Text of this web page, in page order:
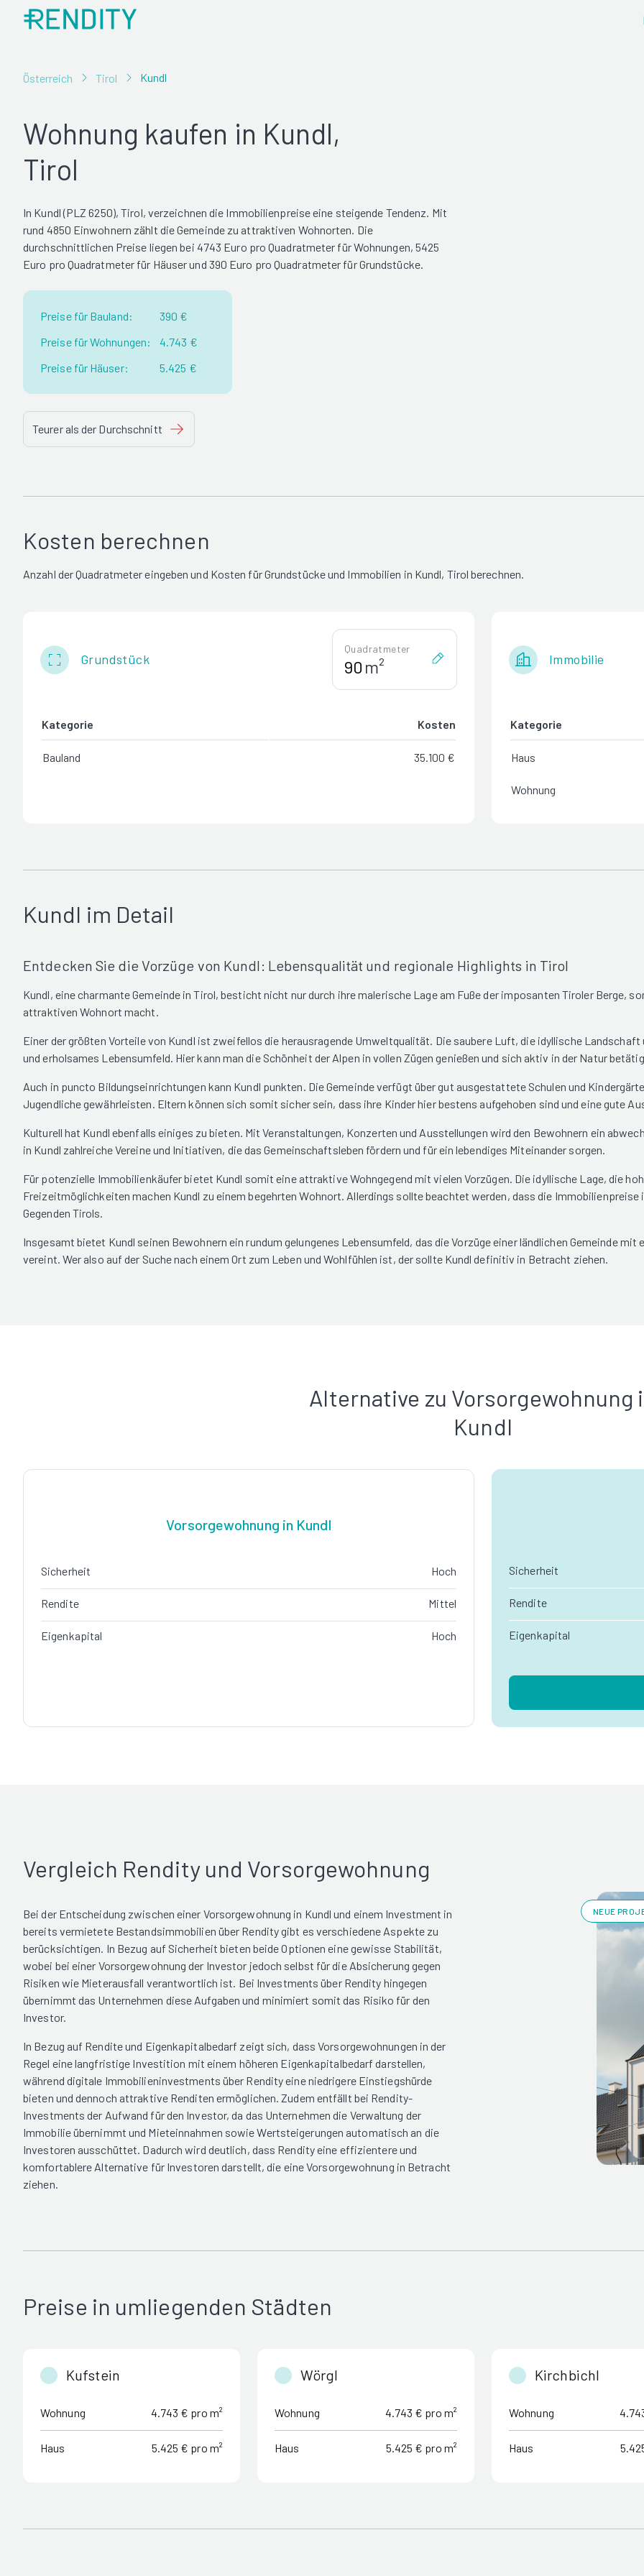
Österreich Tirol Kundl
Wohnung kaufen in Kundl,
Tirol
In Kundl (PLZ 6250), Tirol, verzeichnen die Immobilienpreise eine steigende Tendenz. Mit
rund 4850 Einwohnern zählt die Gemeinde zu attraktiven Wohnorten. Die
durchschnittlichen Preise liegen bei 4743 Euro pro Quadratmeter für Wohnungen, 5425
Euro pro Quadratmeter für Häuser und 390 Euro pro Quadratmeter für Grundstücke.
Preise für Bauland:
390 €
Preise für Wohnungen:
4.743 €
Preise für Häuser:
5.425 €
Teurer als der Durchschnitt
Kosten berechnen
Anzahl der Quadratmeter eingeben und Kosten für Grundstücke und Immobilien in Kundl, Tirol berechnen.
Grundstück
Quadratmeter
m²
Kategorie Kosten
Bauland 35.100 €
Immobilie
Kategorie
Haus
Wohnung
Kundl im Detail
Entdecken Sie die Vorzüge von Kundl: Lebensqualität und regionale Highlights in Tirol
Kundl, eine charmante Gemeinde in Tirol, besticht nicht nur durch ihre malerische Lage am Fuße der imposanten Tiroler Berge,
attraktiven Wohnort macht.
Einer der größten Vorteile von Kundl ist zweifellos die herausragende Umweltqualität. Die saubere Luft, die idyllische Landschaft
und erholsames Lebensumfeld. Hier kann man die Schönheit der Alpen in vollen Zügen genießen und sich aktiv in der Natur
Auch in puncto Bildungseinrichtungen kann Kundl punkten. Die Gemeinde verfügt über gut ausgestattete Schulen und
Jugendliche gewährleisten. Eltern können sich somit sicher sein, dass ihre Kinder hier bestens aufgehoben sind und eine gute
Kulturell hat Kundl ebenfalls einiges zu bieten. Mit Veranstaltungen, Konzerten und Ausstellungen wird den Bewohnern ein
in Kundl zahlreiche Vereine und Initiativen, die das Gemeinschaftsleben fördern und für ein lebendiges Miteinander sorgen.
Für potenzielle Immobilienkäufer bietet Kundl somit eine attraktive Wohngegend mit vielen Vorzügen. Die idyllische Lage, die
Freizeitmöglichkeiten machen Kundl zu einem begehrten Wohnort. Allerdings sollte beachtet werden, dass die Immobilienpreise
Gegenden Tirols.
Insgesamt bietet Kundl seinen Bewohnern ein rundum gelungenes Lebensumfeld, das die Vorzüge einer ländlichen Gemeinde
vereint. Wer also auf der Suche nach einem Ort zum Leben und Wohlfühlen ist, der sollte Kundl definitiv in Betracht ziehen.
Alternative zu Vorsorgewohnung
Kundl
Vorsorgewohnung in Kundl
Sicherheit Hoch
Rendite Mittel
Eigenkapital Hoch
Sicherheit
Rendite
Eigenkapital
Vergleich Rendity und Vorsorgewohnung
Bei der Entscheidung zwischen einer Vorsorgewohnung in Kundl und einem Investment in
bereits vermietete Bestandsimmobilien über Rendity gibt es verschiedene Aspekte zu
berücksichtigen. In Bezug auf Sicherheit bieten beide Optionen eine gewisse Stabilität,
wobei bei einer Vorsorgewohnung der Investor jedoch selbst für die Absicherung gegen
Risiken wie Mieterausfall verantwortlich ist. Bei Investments über Rendity hingegen
übernimmt das Unternehmen diese Aufgaben und minimiert somit das Risiko für den
Investor.
In Bezug auf Rendite und Eigenkapitalbedarf zeigt sich, dass Vorsorgewohnungen in der
Regel eine langfristige Investition mit einem höheren Eigenkapitalbedarf darstellen,
während digitale Immobilieninvestments über Rendity eine niedrigere Einstiegshürde
bieten und dennoch attraktive Renditen ermöglichen. Zudem entfällt bei Rendity-
Investments der Aufwand für den Investor, da das Unternehmen die Verwaltung der
Immobilie übernimmt und Mieteinnahmen sowie Wertsteigerungen automatisch an die
Investoren ausschüttet. Dadurch wird deutlich, dass Rendity eine effizientere und
komfortablere Alternative für Investoren darstellt, die eine Vorsorgewohnung in Betracht
ziehen.
NEUE
Preise in umliegenden Städten
Kufstein
Wohnung 4.743 € pro m²
Haus 5.425 € pro m²
Wörgl
Wohnung 4.743 € pro m²
Haus 5.425 € pro m²
Kirchbichl
Wohnung
Haus